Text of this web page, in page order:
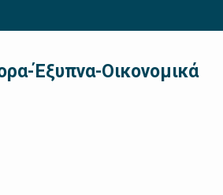
Έξυπνα-Οικονομικά